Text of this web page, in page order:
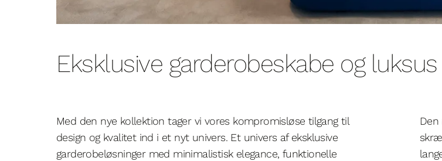
Eksklusive garderobeskabe og
Med den nye kollektion tager vi vores kompromisløse tilgang til
design og kvalitet ind i et nyt univers. Et univers af eksklusive
garderobeløsninger med minimalistisk elegance, funktionelle
Den